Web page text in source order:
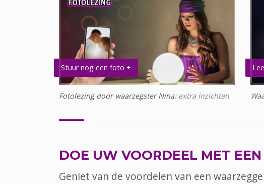
Stuur nog een foto +
Fotolezing door waarzegster Nina: extra inzichten
DOE UW VOORDEEL MET
Geniet van de voordelen van een